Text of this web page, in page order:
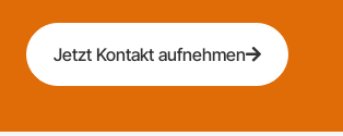
Jetzt Kontakt aufnehmen